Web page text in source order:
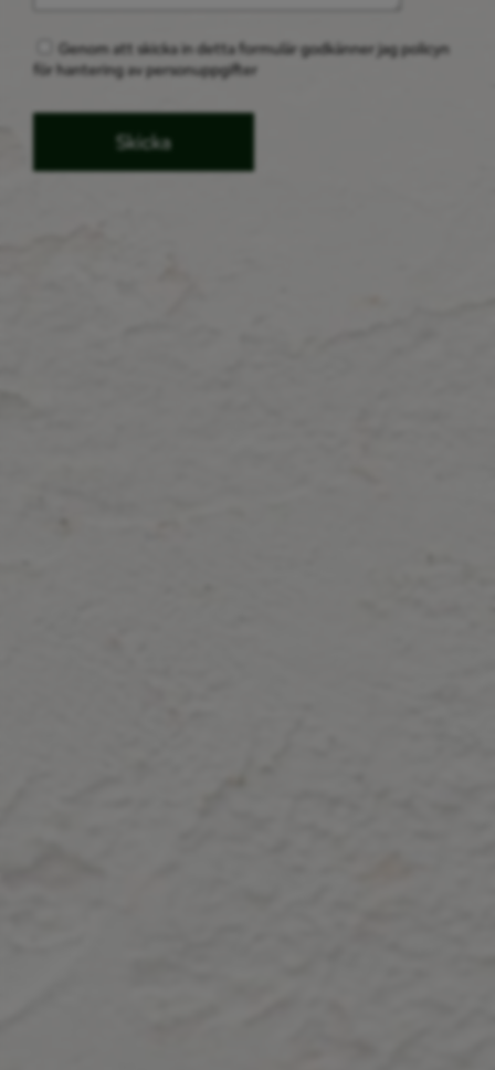
Genom att skicka in detta formulär godkänner jag policyn
för hantering av personuppgifter